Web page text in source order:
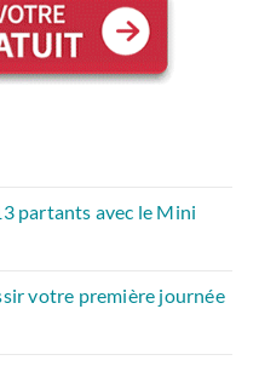
partants avec le Mini
votre première journée